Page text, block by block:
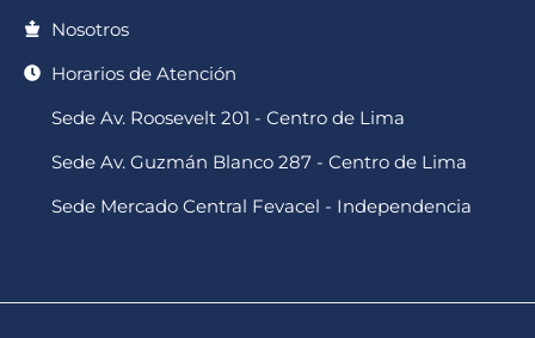
Nosotros
Horarios de Atención
Sede Av. Roosevelt 201 - Centro de Lima
Sede Av. Guzmán Blanco 287 - Centro de Lima
Sede Mercado Central Fevacel - Independencia